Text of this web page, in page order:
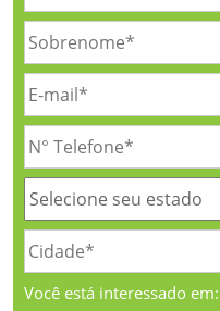
Você está interessado em: